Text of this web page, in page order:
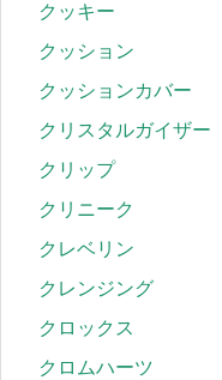
クッキー
クッション
クッションカバー
クリスタルガイザー
クリップ
クリニーク
クレベリン
クレンジング
クロックス
クロムハーツ